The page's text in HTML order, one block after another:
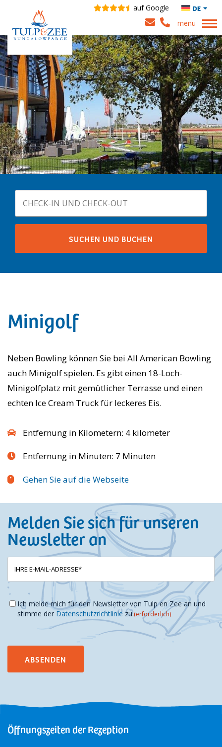
DE
auf Google
menu
Minigolf
Neben Bowling können Sie bei All American Bowling
auch Minigolf spielen. Es gibt einen 18-Loch-
Minigolfplatz mit gemütlicher Terrasse und einen
echten Ice Cream Truck für leckeres Eis.
Entfernung in Kilometern: 4 kilometer
Entfernung in Minuten: 7 Minuten
Gehen Sie auf die Webseite
Melden Sie sich für unseren
Newsletter an
E-
mailadres
Instemming (erforderlich)
Ich melde mich für den Newsletter von Tulp en Zee an und
stimme der Datenschutzrichtlinie zu.(erforderlich)
Öffnungszeiten der Rezeption